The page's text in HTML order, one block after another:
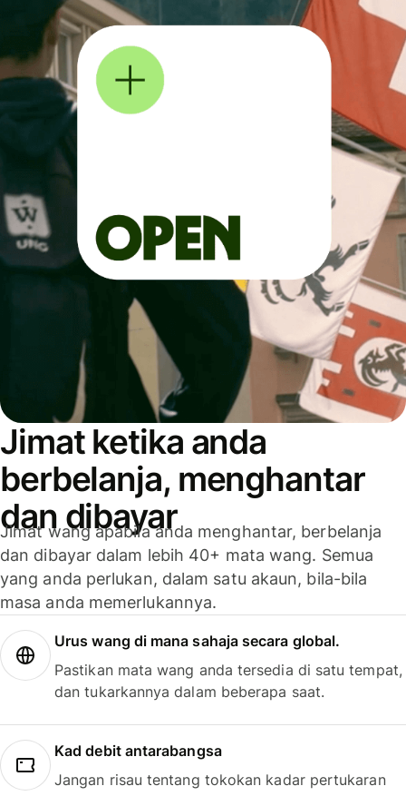
Jimat ketika anda
berbelanja, menghantar
dan dibayar
Jimat wang apabila anda menghantar, berbelanja
dan dibayar dalam lebih 40+ mata wang. Semua
yang anda perlukan, dalam satu akaun, bila-bila
masa anda memerlukannya.
Urus wang di mana sahaja secara global.
Pastikan mata wang anda tersedia di satu tempat,
dan tukarkannya dalam beberapa saat.
Kad debit antarabangsa
Jangan risau tentang tokokan kadar pertukaran